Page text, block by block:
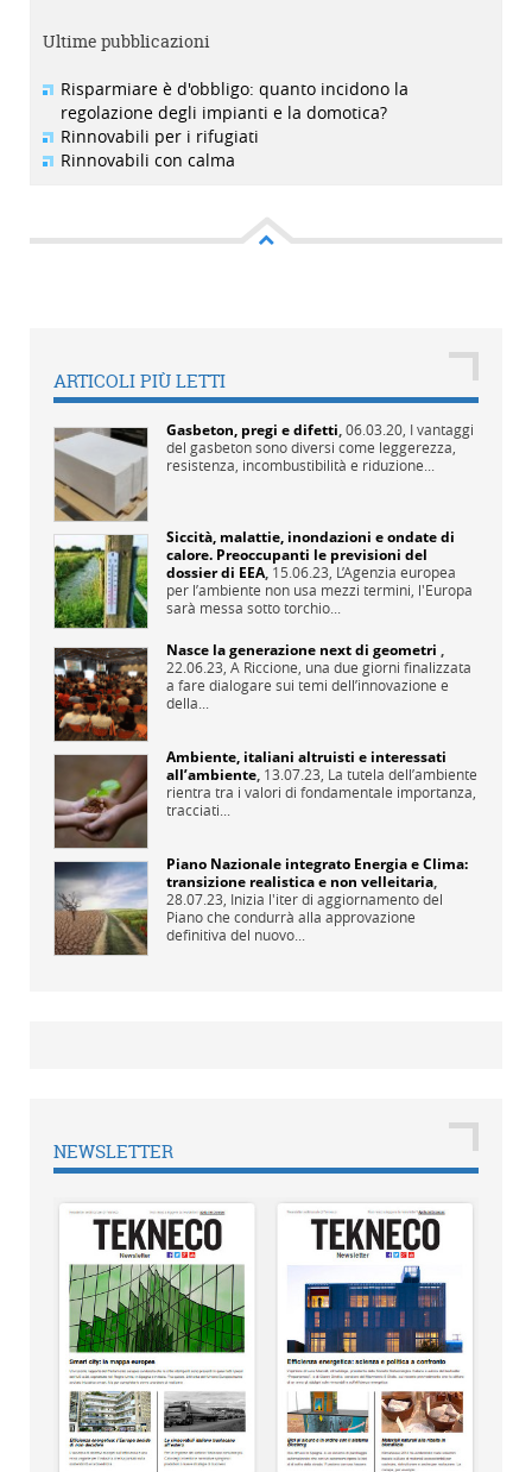
Ultime pubblicazioni
Risparmiare è d'obbligo: quanto incidono la
regolazione degli impianti e la domotica?
Rinnovabili per i rifugiati
Rinnovabili con calma
ARTICOLI PIÙ LETTI
Gasbeton, pregi e difetti,06.03.20, I vantaggi
del gasbeton sono diversi come leggerezza,
resistenza, incombustibilità e riduzione...
Siccità, malattie, inondazioni e ondate di
calore. Preoccupanti le previsioni del
dossier di EEA, 15.06.23, L’Agenzia europea
per l’ambiente non usa mezzi termini, l'Europa
sarà messa sotto torchio...
Nasce la generazione next di geometri ,
22.06.23, A Riccione, una due giorni finalizzata
a fare dialogare sui temi dell’innovazione e
della...
Ambiente, italiani altruisti e interessati
all’ambiente, 13.07.23, La tutela dell’ambiente
rientra tra i valori di fondamentale importanza,
tracciati...
Piano Nazionale integrato Energia e Clima:
transizione realistica e non velleitaria,
28.07.23, Inizia l'iter di aggiornamento del
Piano che condurrà alla approvazione
definitiva del nuovo...
NEWSLETTER